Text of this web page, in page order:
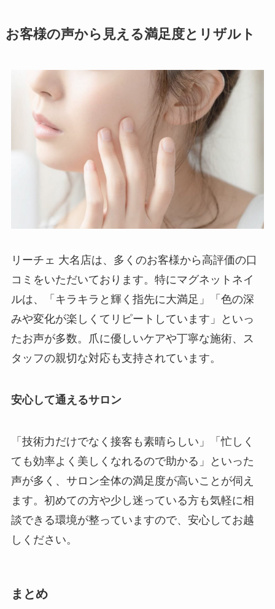
お客様の声から見える満足度とリザルト
リーチェ 大名店は、多くのお客様から高評価の口
コミをいただいております。特にマグネットネイ
ルは、「キラキラと輝く指先に大満足」「色の深
みや変化が楽しくてリピートしています」といっ
たお声が多数。爪に優しいケアや丁寧な施術、ス
タッフの親切な対応も支持されています。
安心して通えるサロン
「技術力だけでなく接客も素晴らしい」「忙しく
ても効率よく美しくなれるので助かる」といった
声が多く、サロン全体の満足度が高いことが伺え
ます。初めての方や少し迷っている方も気軽に相
談できる環境が整っていますので、安心してお越
しください。
まとめ